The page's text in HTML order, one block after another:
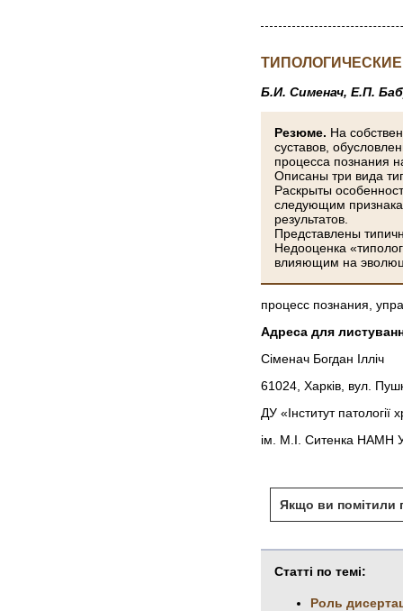
Б.И. Сименач, Е.П.
Резюме. На
суставов,
процесса познания
Описаны три вида
Раскрыты
следующим
результатов.
Представлены
Недооценка
влияющим на
процесс познания,
Адреса для
Сіменач Богдан Ілліч
61024, Харків, вул.
ДУ «Інститут патології
ім. М.І. Ситенка НАМН
Якщо ви помітили
Статті по темі:
Роль